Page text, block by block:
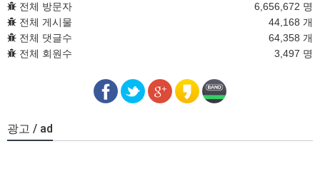
전체 방문자
6,656,672 명
전체 게시물
44,168 개
전체 댓글수
64,358 개
전체 회원수
3,497 명
광고 / ad